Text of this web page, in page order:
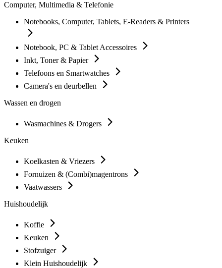
Computer, Multimedia & Telefonie
Notebooks, Computer, Tablets, E-Readers & Printers
Notebook, PC & Tablet Accessoires
Inkt, Toner & Papier
Telefoons en Smartwatches
Camera's en deurbellen
Wassen en drogen
Wasmachines & Drogers
Keuken
Koelkasten & Vriezers
Fornuizen & (Combi)magentrons
Vaatwassers
Huishoudelijk
Koffie
Keuken
Stofzuiger
Klein Huishoudelijk